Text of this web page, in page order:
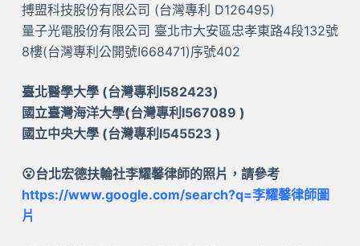
搏盟科技股份有限公司 (台灣專利 D126495)
量子光電股份有限公司 臺北市大安區忠孝東路4段132號
8樓(台灣專利公開號I668471)序號402
臺北醫學大學 (台灣專利I582423)
國立臺灣海洋大學(台灣專利I567089 )
國立中央大學 (台灣專利I545523 )
😮台北宏德扶輪社李耀馨律師的照片，請參考
https://www.google.com/search?q=李耀馨律師圖
片